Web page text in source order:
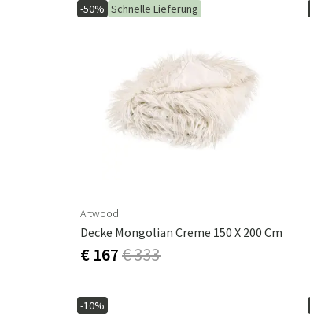
-50% Schnelle Lieferung
Artwood
Decke Mongolian Creme 150 X 200 Cm
€ 167€ 333
-10%